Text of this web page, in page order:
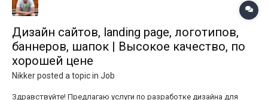
Дизайн сайтов, landing page, логотипов,
баннеров, шапок | Высокое качество, по
хорошей цене
Nikkerposted a topic in Job
Здравствуйте! Предлагаю услуги по разработке дизайна для